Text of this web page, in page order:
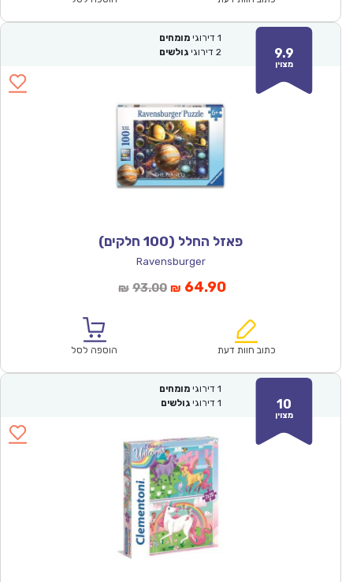
9.9
מצוין
1 דירוגי מומחים
2 דירוגי גולשים
פאזל החלל (100 חלקים)
Ravensburger
₪ 93.00המחיר
₪93.00.
₪ 64.90המחיר
הוא:
כתוב חוות דעת הוספה לסל
10
מצוין
1 דירוגי מומחים
1 דירוגי גולשים